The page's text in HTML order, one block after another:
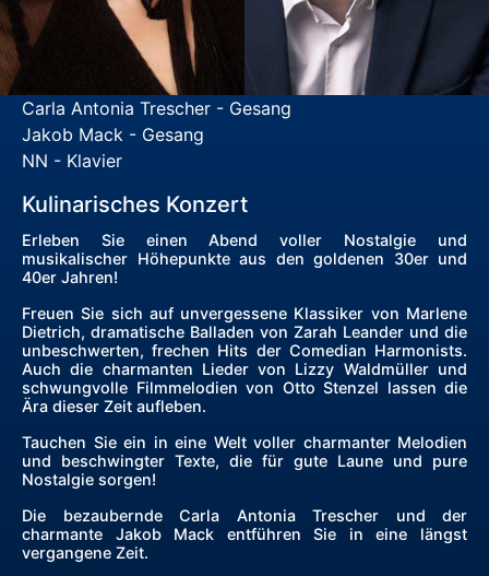
Carla Antonia Trescher - Gesang
Jakob Mack - Gesang
NN - Klavier
Kulinarisches Konzert
Erleben Sie einen Abend voller Nostalgie und
musikalischer Höhepunkte aus den goldenen 30er und
40er Jahren!
Freuen Sie sich auf unvergessene Klassiker von Marlene
Dietrich, dramatische Balladen von Zarah Leander und die
unbeschwerten, frechen Hits der Comedian Harmonists.
Auch die charmanten Lieder von Lizzy Waldmüller und
schwungvolle Filmmelodien von Otto Stenzel lassen die
Ära dieser Zeit aufleben.
Tauchen Sie ein in eine Welt voller charmanter Melodien
und beschwingter Texte, die für gute Laune und pure
Nostalgie sorgen!
Die bezaubernde Carla Antonia Trescher und der
charmante Jakob Mack entführen Sie in eine längst
vergangene Zeit.